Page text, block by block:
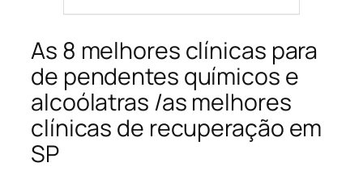
As 8 melhores clínicas para
de pendentes químicos e
alcoólatras /as melhores
clínicas de recuperação em
SP